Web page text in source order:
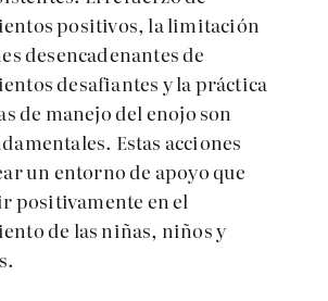
positivos, la limitación
desencadenantes de
desafiantes y la práctica
de manejo del enojo son
Estas acciones
un entorno de apoyo que
positivamente en el
de las niñas, niños y